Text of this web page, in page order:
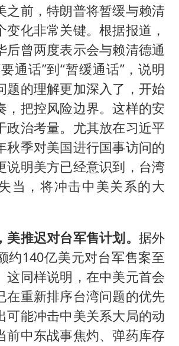
之前，特朗普将暂缓与赖清
变化非常关键。根据报道，
后曾两度表示会与赖清德通
通话”到“暂缓通话”，说明
题的理解更加深入了，开始
，把控风险边界。这样的安
政治考量。尤其放在习近平
秋季对美国进行国事访问的
说明美方已经意识到，台湾
当，将冲击中美关系的大
推迟对台军售计划。 据外
约140亿美元对台军售案至
这同样说明，在中美元首会
在重新排序台湾问题的优先
可能冲击中美关系大局的动
前中东战事焦灼、弹药库存